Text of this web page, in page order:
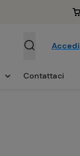
Accedi
Contattaci